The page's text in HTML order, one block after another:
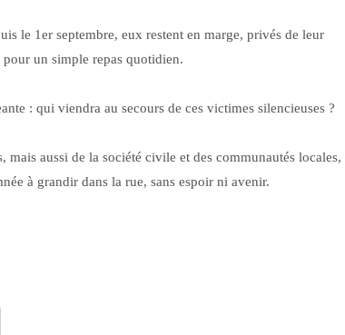
le 1er septembre, eux restent en marge, privés de leur
un simple repas quotidien.
: qui viendra au secours de ces victimes silencieuses ?
mais aussi de la société civile et des communautés locales,
à grandir dans la rue, sans espoir ni avenir.